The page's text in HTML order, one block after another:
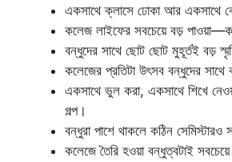
একসাথে ক্লাসে ঢোকা আর একসাথে
কলেজ লাইফের সবচেয়ে বড়
বন্ধুদের সাথে ছোট ছোট মুহূর্তই বড়
কলেজের প্রতিটা উৎসব বন্ধুদের সাথে
একসাথে ভুল করা, একসাথে শিখে
গল্প।
বন্ধুরা পাশে থাকলে কঠিন সেমিস্টারও
কলেজে তৈরি হওয়া বন্ধুত্বটাই সবচেয়ে